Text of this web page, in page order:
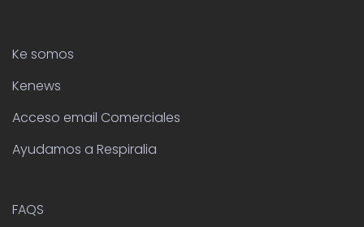
Ke somos
Kenews
Acceso email Comerciales
Ayudamos a Respiralia
FAQS